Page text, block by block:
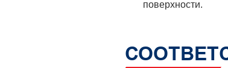
поверхности.